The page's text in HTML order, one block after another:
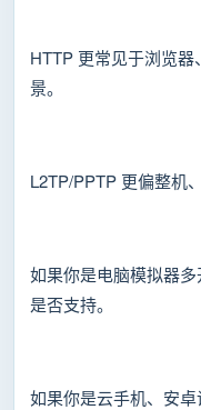
HTTP 更常见于浏览
景。
L2TP/PPTP 更偏整机
如果你是电脑模拟器
是否支持。
如果你是云手机、安